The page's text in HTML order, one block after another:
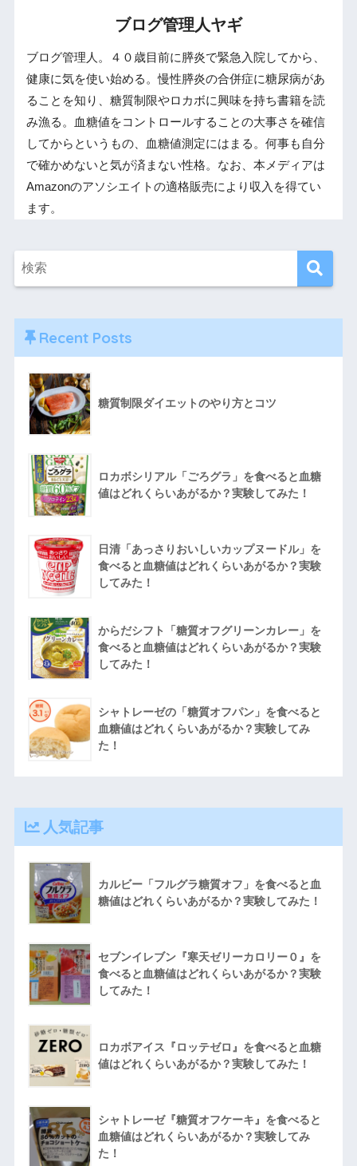
ブログ管理人ヤギ
ブログ管理人。４０歳目前に膵炎で緊急入院してから、
健康に気を使い始める。慢性膵炎の合併症に糖尿病があ
ることを知り、糖質制限やロカボに興味を持ち書籍を読
み漁る。血糖値をコントロールすることの大事さを確信
してからというもの、血糖値測定にはまる。何事も自分
で確かめないと気が済まない性格。なお、本メディアは
Amazonのアソシエイトの適格販売により収入を得てい
ます。
Recent Posts
糖質制限ダイエットのやり方とコツ
ロカボシリアル「ごろグラ」を食べると血糖
値はどれくらいあがるか？実験してみた！
日清「あっさりおいしいカップヌードル」を
食べると血糖値はどれくらいあがるか？実験
してみた！
からだシフト「糖質オフグリーンカレー」を
食べると血糖値はどれくらいあがるか？実験
してみた！
シャトレーゼの「糖質オフパン」を食べると
血糖値はどれくらいあがるか？実験してみ
た！
人気記事
カルビー「フルグラ糖質オフ」を食べると血
糖値はどれくらいあがるか？実験してみた！
セブンイレブン『寒天ゼリーカロリー０』を
食べると血糖値はどれくらいあがるか？実験
してみた！
ロカボアイス『ロッテゼロ』を食べると血糖
値はどれくらいあがるか？実験してみた！
シャトレーゼ『糖質オフケーキ』を食べると
血糖値はどれくらいあがるか？実験してみ
た！